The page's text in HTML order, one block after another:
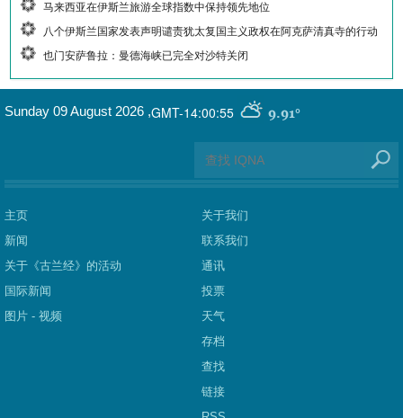
马来西亚在伊斯兰旅游全球指数中保持领先地位
八个伊斯兰国家发表声明谴责犹太复国主义政权在阿克萨清真寺的行动
也门安萨鲁拉：曼德海峡已完全对沙特关闭
GMT-14:00:55 9.91°
Sunday 09 August 2026 ,
主页
新闻
关于《古兰经》的活动
国际新闻
图片 - 视频
关于我们
联系我们
通讯
投票
天气
存档
查找
链接